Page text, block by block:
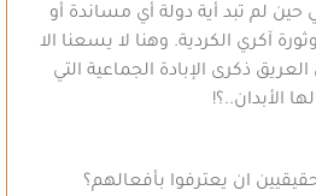
حين لم تبد أية دولة أي مساندة أو
آكري الكردية. وهنا لا يسعنا الا
ذكرى الإبادة الجماعية التي
الأبدان..؟!
ان يعترفوا بأفعالهم؟